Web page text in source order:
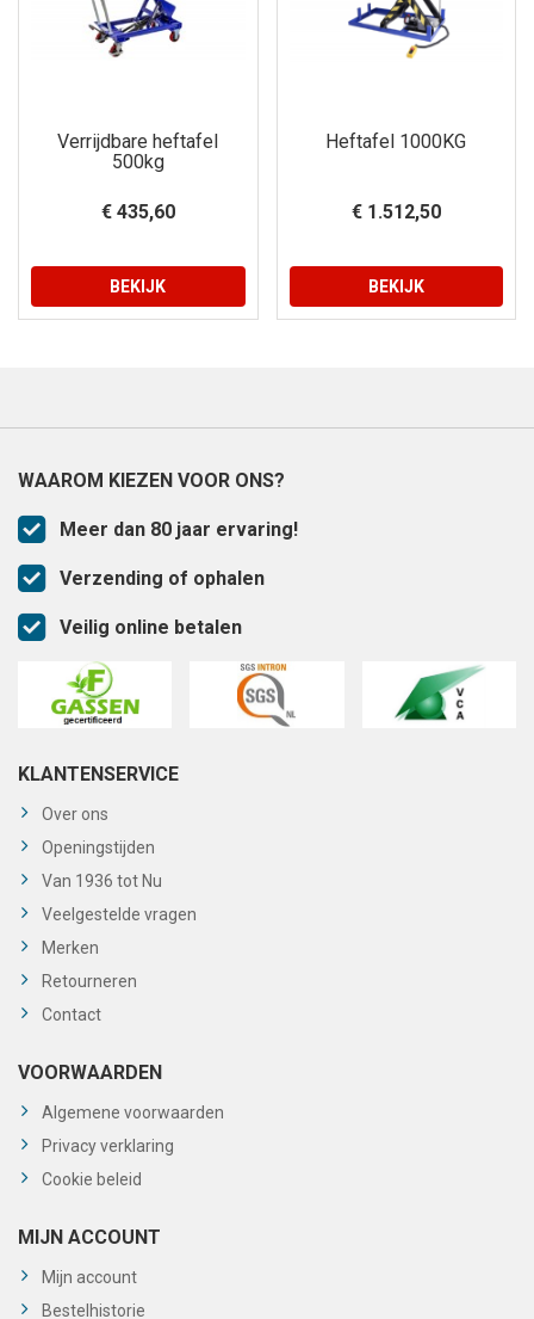
Verrijdbare heftafel
500kg
€ 435,60
BEKIJK
Heftafel 1000KG
€ 1.512,50
BEKIJK
WAAROM KIEZEN VOOR ONS?
Meer dan 80 jaar ervaring!
Verzending of ophalen
Veilig online betalen
KLANTENSERVICE
Over ons
Openingstijden
Van 1936 tot Nu
Veelgestelde vragen
Merken
Retourneren
Contact
VOORWAARDEN
Algemene voorwaarden
Privacy verklaring
Cookie beleid
MIJN ACCOUNT
Mijn account
Bestelhistorie